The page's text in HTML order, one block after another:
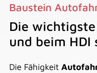
Baustein
Die
und beim HDI
Die Fähigkeit